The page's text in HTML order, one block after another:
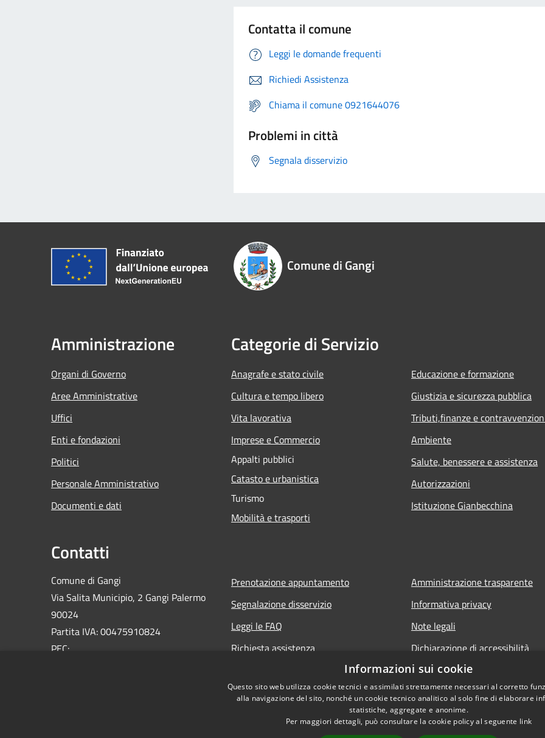
Contatta il comune
Leggi le domande frequenti
Richiedi Assistenza
Chiama il comune 0921644076
Problemi in città
Segnala disservizio
Comune di Gangi
Amministrazione
Organi di Governo
Aree Amministrative
Uffici
Enti e fondazioni
Politici
Personale Amministrativo
Documenti e dati
Categorie di Servizio
Anagrafe e stato civile
Cultura e tempo libero
Vita lavorativa
Imprese e Commercio
Appalti pubblici
Catasto e urbanistica
Turismo
Mobilità e trasporti
Educazione e formazione
Giustizia e sicurezza pubblica
Tributi,finanze e
Ambiente
Salute, benessere e assistenza
Autorizzazioni
Istituzione Gianbecchina
Contatti
Comune di Gangi
Via Salita Municipio, 2 Gangi Palermo
90024
Partita IVA: 00475910824
PEC:
Prenotazione appuntamento
Segnalazione disservizio
Leggi le FAQ
Richiesta assistenza
Amministrazione trasparente
Informativa privacy
Note legali
Dichiarazione di accessibilità
Informazioni sui cookie
Questo sito web utilizza cookie tecnici e assimilati strettamente necessari al corretto
alla navigazione del sito, nonché un cookie tecnico analitico al solo fine di elaborare
statistiche, aggregate e anonime.
Per maggiori dettagli, può consultare la cookie policy al seguente link